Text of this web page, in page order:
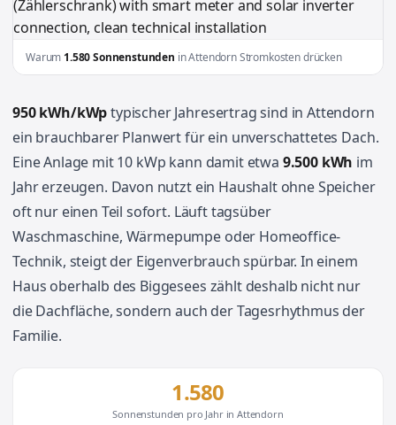
Warum 1.580 Sonnenstunden in Attendorn Stromkosten drücken
950 kWh/kWptypischer Jahresertrag sind in Attendorn
ein brauchbarer Planwert für ein unverschattetes Dach.
Eine Anlage mit 10 kWp kann damit etwa 9.500 kWh im
Jahr erzeugen. Davon nutzt ein Haushalt ohne Speicher
oft nur einen Teil sofort. Läuft tagsüber
Waschmaschine, Wärmepumpe oder Homeoffice-
Technik, steigt der Eigenverbrauch spürbar. In einem
Haus oberhalb des Biggesees zählt deshalb nicht nur
die Dachfläche, sondern auch der Tagesrhythmus der
Familie.
1.580
Sonnenstunden pro Jahr in Attendorn